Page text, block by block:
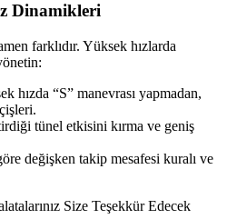
Dinamikleri
farklıdır. Yüksek hızlarda
hızda “S” manevrası yapmadan,
tünel etkisini kırma ve geniş
değişken takip mesafesi kuralı ve
Size Teşekkür Edecek